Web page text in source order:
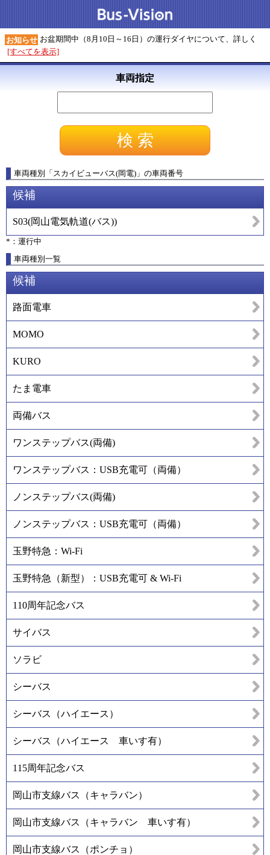
お知らせ お盆期間中（8月10日～16日）の運行ダイヤについて、詳しく
[すべてを表示]
車両指定
車両種別 「 スカイビューバス(岡電) 」 の車両番号
候補
S03(岡山電気軌道(バス))
*：運行中
車両種別一覧
候補
路面電車
MOMO
KURO
たま電車
両備バス
ワンステップバス(両備)
ワンステップバス：USB充電可（両備）
ノンステップバス(両備)
ノンステップバス：USB充電可（両備）
玉野特急：Wi-Fi
玉野特急（新型）：USB充電可 & Wi-Fi
110周年記念バス
サイバス
ソラビ
シーバス
シーバス（ハイエース）
シーバス（ハイエース 車いす有）
115周年記念バス
岡山市支線バス（キャラバン）
岡山市支線バス（キャラバン 車いす有）
岡山市支線バス（ポンチョ）